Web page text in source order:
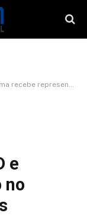
do BID e debate modernização no Governo do Amazonas
e
no